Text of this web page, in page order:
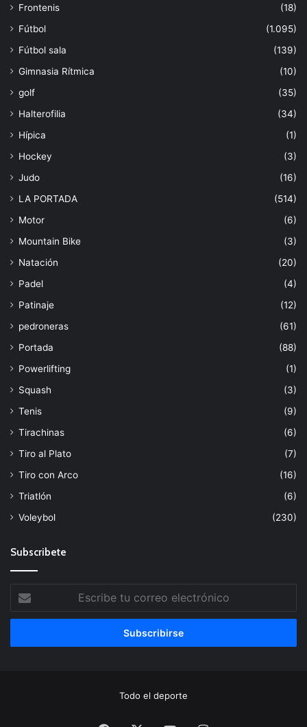
Frontenis
(18)
Fútbol
(1.095)
Fútbol sala
(139)
Gimnasia Rítmica
(10)
golf
(35)
Halterofilia
(34)
Hípica
(1)
Hockey
(3)
Judo
(16)
LA PORTADA
(514)
Motor
(6)
Mountain Bike
(3)
Natación
(20)
Padel
(4)
Patinaje
(12)
pedroneras
(61)
Portada
(88)
Powerlifting
(1)
Squash
(3)
Tenis
(9)
Tirachinas
(6)
Tiro al Plato
(7)
Tiro con Arco
(16)
Triatlón
(6)
Voleybol
(230)
Subscribete
tu
correo
Todo el deporte